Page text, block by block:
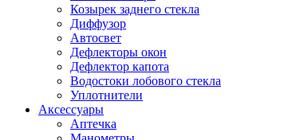
Козырек заднего стекла
Диффузор
Автосвет
Дефлекторы окон
Дефлектор капота
Водостоки лобового стекла
Уплотнители
Аксессуары
Аптечка